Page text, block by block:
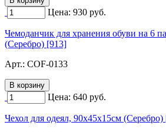
Цена: 930 руб.
Чемоданчик для хранения обуви на 6
(Серебро) [913]
Арт.: COF-0133
Цена: 640 руб.
Чехол для одеял, 90х45х15см (Серебро)